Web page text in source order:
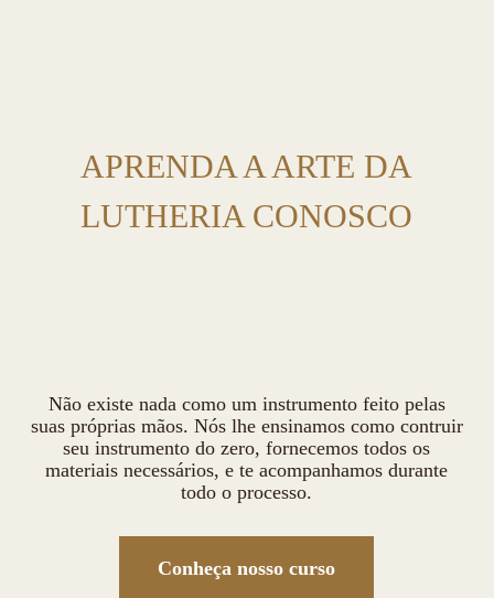
APRENDA A ARTE DA
LUTHERIA CONOSCO
Não existe nada como um instrumento feito pelas
suas próprias mãos. Nós lhe ensinamos como contruir
seu instrumento do zero, fornecemos todos os
materiais necessários, e te acompanhamos durante
todo o processo.
Conheça nosso curso